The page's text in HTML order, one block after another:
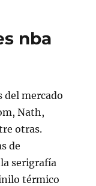
nba
del mercado
Nath,
otras.
de
serigrafía
térmico